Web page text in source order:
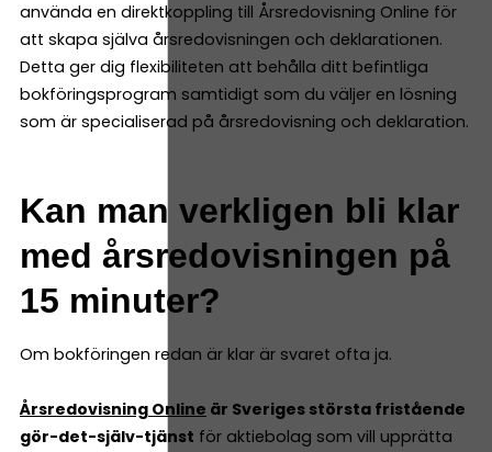
använda en direktkoppling till Årsredovisning Online för
att skapa själva årsredovisningen och deklarationen.
Detta ger dig flexibiliteten att behålla ditt befintliga
bokföringsprogram samtidigt som du väljer en lösning
som är specialiserad på årsredovisning och deklaration.
Kan man verkligen bli klar
med årsredovisningen på
15 minuter?
Om bokföringen redan är klar är svaret ofta ja.
Årsredovisning Online är Sveriges största fristående
gör-det-själv-tjänst för aktiebolag som vill upprätta